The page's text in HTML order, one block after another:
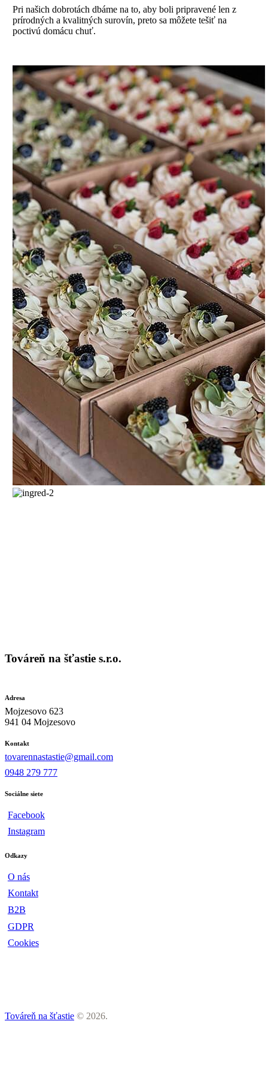
Pri našich dobrotách dbáme na to, aby boli pripravené len z
prírodných a kvalitných surovín, preto sa môžete tešiť na
poctivú domácu chuť.
Továreň na šťastie s.r.o.
Adresa
Mojzesovo 623
941 04 Mojzesovo
Kontakt
tovarennastastie@gmail.com
0948 279 777
Sociálne siete
Facebook
Instagram
Odkazy
O nás
Kontakt
B2B
GDPR
Cookies
Továreň na šťastie © 2026.